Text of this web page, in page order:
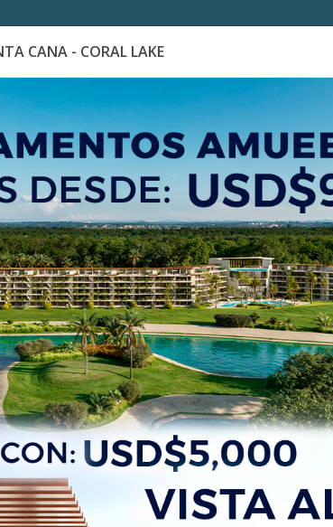
Catálogo de Proyectos Guía de inversión
CANA - CORAL LAKE